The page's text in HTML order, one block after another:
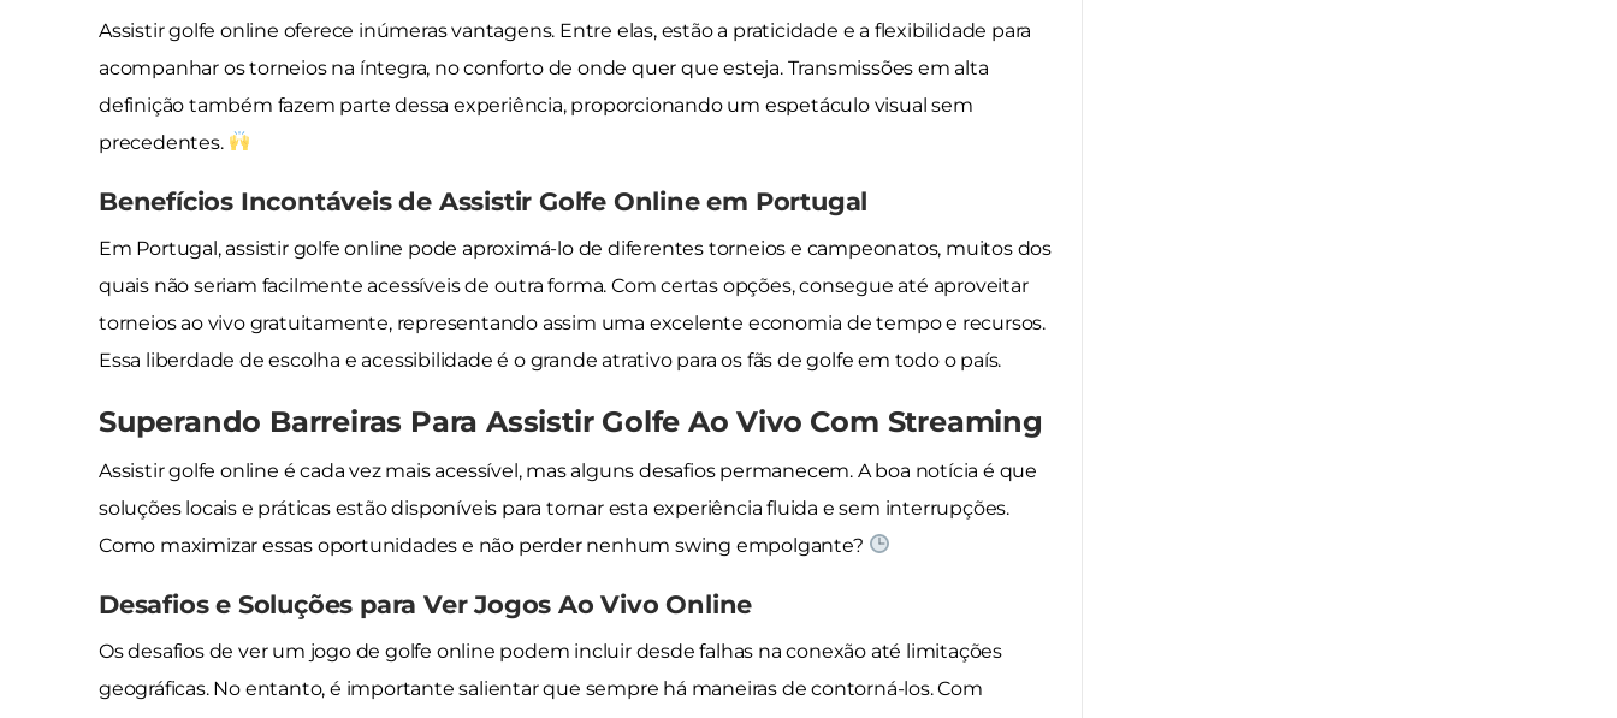
Assistir golfe online oferece inúmeras vantagens. Entre elas, estão a praticidade e a flexibilidade para
acompanhar os torneios na íntegra, no conforto de onde quer que esteja. Transmissões em alta
definição também fazem parte dessa experiência, proporcionando um espetáculo visual sem
precedentes.
Benefícios Incontáveis de Assistir Golfe Online em Portugal
Em Portugal, assistir golfe online pode aproximá-lo de diferentes torneios e campeonatos, muitos dos
quais não seriam facilmente acessíveis de outra forma. Com certas opções, consegue até aproveitar
torneios ao vivo gratuitamente, representando assim uma excelente economia de tempo e recursos.
Essa liberdade de escolha e acessibilidade é o grande atrativo para os fãs de golfe em todo o país.
Superando Barreiras Para Assistir Golfe Ao Vivo Com Streaming
Assistir golfe online é cada vez mais acessível, mas alguns desafios permanecem. A boa notícia é que
soluções locais e práticas estão disponíveis para tornar esta experiência fluida e sem interrupções.
Como maximizar essas oportunidades e não perder nenhum swing empolgante?
Desafios e Soluções para Ver Jogos Ao Vivo Online
Os desafios de ver um jogo de golfe online podem incluir desde falhas na conexão até limitações
geográficas. No entanto, é importante salientar que sempre há maneiras de contorná-los. Com